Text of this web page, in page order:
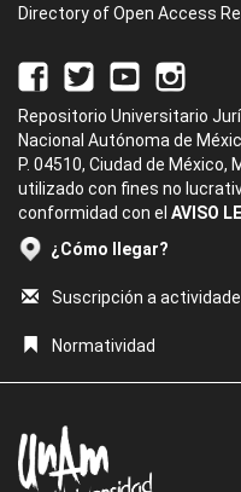
Directory of Open Access
Repositorio Universitario
Nacional Autónoma de
P. 04510, Ciudad de
utilizado con fines no
conformidad con el AVISO
¿Cómo llegar?
Suscripción a
Normatividad